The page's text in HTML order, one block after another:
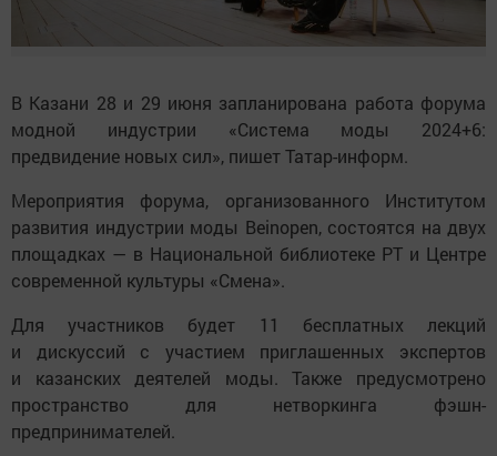
В Казани 28 и 29 июня запланирована работа форума
модной индустрии «Система моды 2024+6:
предвидение новых сил», пишет Татар-информ.
Мероприятия форума, организованного Институтом
развития индустрии моды Beinopen, состоятся на двух
площадках — в Национальной библиотеке РТ и Центре
современной культуры «Смена».
Для участников будет 11 бесплатных лекций
и дискуссий с участием приглашенных экспертов
и казанских деятелей моды. Также предусмотрено
пространство для нетворкинга фэшн-
предпринимателей.